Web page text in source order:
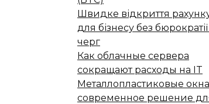
Швидке відкриття
для бізнесу без бюрократії
черг
Как облачные сервера
сокращают расходы на IT
Металлопластиковые
современное решение